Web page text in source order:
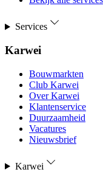
Services
Karwei
Bouwmarkten
Club Karwei
Over Karwei
Klantenservice
Duurzaamheid
Vacatures
Nieuwsbrief
Karwei